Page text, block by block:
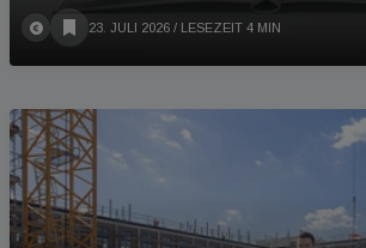
23. JULI 2026 / LESEZEIT 4 MIN